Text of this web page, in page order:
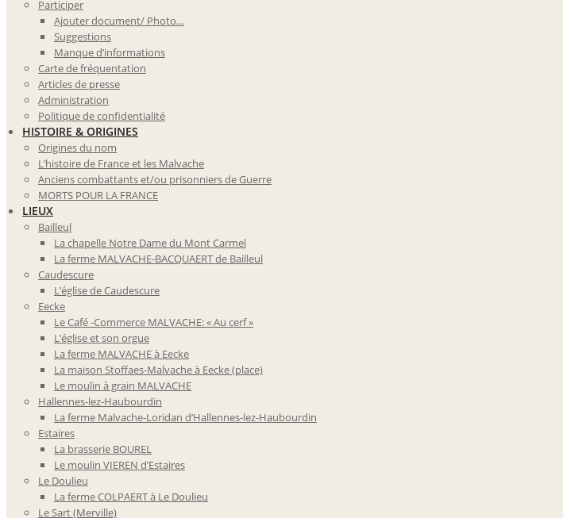
Participer
Ajouter document/ Photo…
Suggestions
Manque d’informations
Carte de fréquentation
Articles de presse
Administration
Politique de confidentialité
HISTOIRE & ORIGINES
Origines du nom
L’histoire de France et les Malvache
Anciens combattants et/ou prisonniers de Guerre
MORTS POUR LA FRANCE
LIEUX
Bailleul
La chapelle Notre Dame du Mont Carmel
La ferme MALVACHE-BACQUAERT de Bailleul
Caudescure
L’église de Caudescure
Eecke
Le Café -Commerce MALVACHE: « Au cerf »
L’église et son orgue
La ferme MALVACHE à Eecke
La maison Stoffaes-Malvache à Eecke (place)
Le moulin à grain MALVACHE
Hallennes-lez-Haubourdin
La ferme Malvache-Loridan d’Hallennes-lez-Haubourdin
Estaires
La brasserie BOUREL
Le moulin VIEREN d’Estaires
Le Doulieu
La ferme COLPAERT à Le Doulieu
Le Sart (Merville)